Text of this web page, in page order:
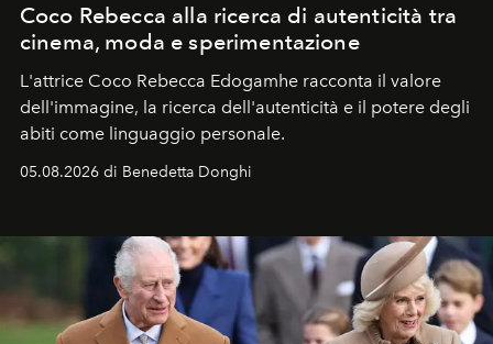
Coco Rebecca alla ricerca di autenticità tra
cinema, moda e sperimentazione
L'attrice Coco Rebecca Edogamhe racconta il valore
dell'immagine, la ricerca dell'autenticità e il potere degli
abiti come linguaggio personale.
05.08.2026 di Benedetta Donghi